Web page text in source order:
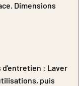
Dimensions
d'entretien : Laver
puis